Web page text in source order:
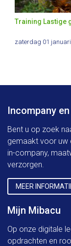
Training Lastige
zaterdag 01
Incompany
Bent u op zoek
gemaakt voor uw
in-company,
verzorgen.
MEER
Mijn Mibacu
Op onze digitale
opdrachten en